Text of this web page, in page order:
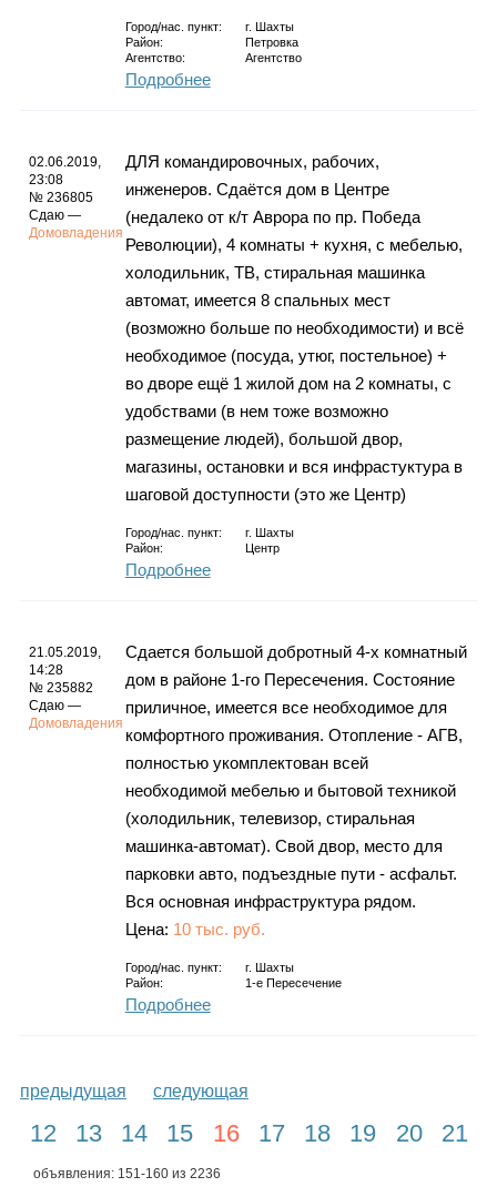
Город/нас. пункт: г.
Шахты
Район:
Петровка
Агентство:
Агентство
Подробнее
02.06.2019,
23:08
№ 236805
Сдаю —
Домовладения
ДЛЯ командировочных, рабочих,
инженеров. Сдаётся дом в Центре
(недалеко от к/т Аврора по пр. Победа
Революции), 4 комнаты + кухня, с мебелью,
холодильник, ТВ, стиральная машинка
автомат, имеется 8 спальных мест
(возможно больше по необходимости) и всё
необходимое (посуда, утюг, постельное) +
во дворе ещё 1 жилой дом на 2 комнаты, с
удобствами (в нем тоже возможно
размещение людей), большой двор,
магазины, остановки и вся инфрастуктура в
шаговой доступности (это же Центр)
Город/нас. пункт: г.
Шахты
Район:
Центр
Подробнее
21.05.2019,
14:28
№ 235882
Сдаю —
Домовладения
Сдается большой добротный 4-х комнатный
дом в районе 1-го Пересечения. Состояние
приличное, имеется все необходимое для
комфортного проживания. Отопление - АГВ,
полностью укомплектован всей
необходимой мебелью и бытовой техникой
(холодильник, телевизор, стиральная
машинка-автомат). Свой двор, место для
парковки авто, подъездные пути - асфальт.
Вся основная инфраструктура рядом.
Цена: 10 тыс. руб.
Город/нас. пункт: г.
Шахты
Район:
1-е Пересечение
Подробнее
предыдущая следующая
12 13 14 15 16 17 18 19 20 21
объявления: 151-160 из 2236